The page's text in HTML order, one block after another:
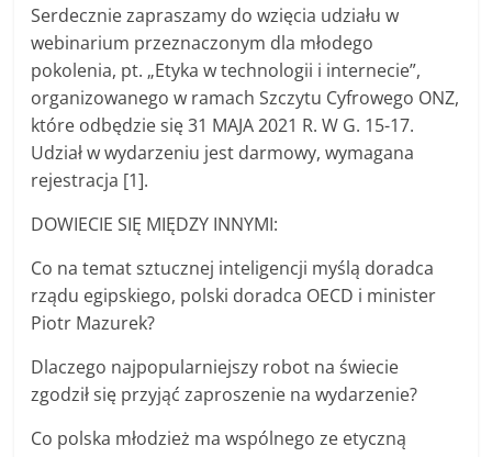
Serdecznie zapraszamy do wzięcia udziału w
webinarium przeznaczonym dla młodego
pokolenia, pt. „Etyka w technologii i internecie”,
organizowanego w ramach Szczytu Cyfrowego ONZ,
które odbędzie się 31 MAJA 2021 R. W G. 15-17.
Udział w wydarzeniu jest darmowy, wymagana
rejestracja [1].
DOWIECIE SIĘ MIĘDZY INNYMI:
Co na temat sztucznej inteligencji myślą doradca
rządu egipskiego, polski doradca OECD i minister
Piotr Mazurek?
Dlaczego najpopularniejszy robot na świecie
zgodził się przyjąć zaproszenie na wydarzenie?
Co polska młodzież ma wspólnego ze etyczną